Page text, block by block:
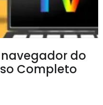
navegador do
Completo